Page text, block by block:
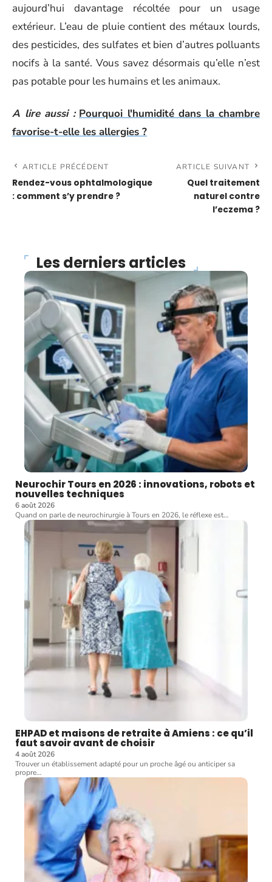
aujourd’hui davantage récoltée pour un usage
extérieur. L’eau de pluie contient des métaux lourds,
des pesticides, des sulfates et bien d’autres polluants
nocifs à la santé. Vous savez désormais qu’elle n’est
pas potable pour les humains et les animaux.
A lire aussi : Pourquoi l'humidité dans la chambre
favorise-t-elle les allergies ?
ARTICLE PRÉCÉDENT
Rendez-vous ophtalmologique
: comment s’y prendre ?
ARTICLE SUIVANT
Quel traitement
naturel contre
l’eczema ?
Les derniers articles
Neurochir Tours en 2026 : innovations, robots et
nouvelles techniques
6 août 2026
Quand on parle de neurochirurgie à Tours en 2026, le réflexe est…
EHPAD et maisons de retraite à Amiens : ce qu’il
faut savoir avant de choisir
4 août 2026
Trouver un établissement adapté pour un proche âgé ou anticiper sa
propre…